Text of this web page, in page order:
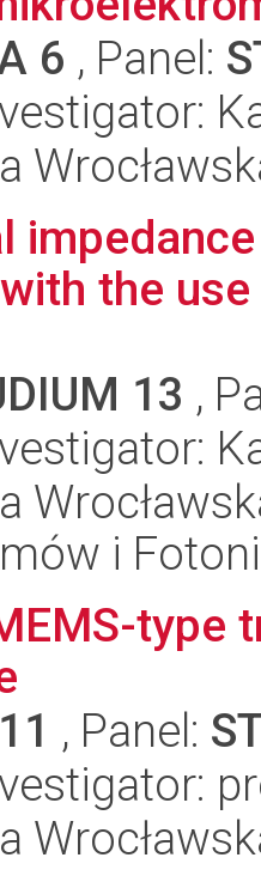
6 , Panel:
the
13 ,
i
type
, Panel: